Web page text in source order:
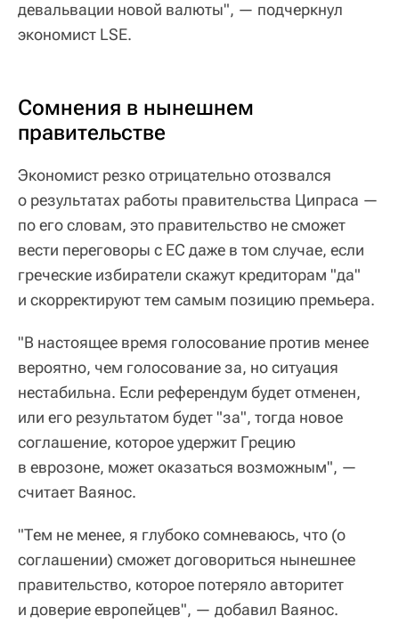
девальвации новой валюты", — подчеркнул
экономист LSE.
Сомнения в нынешнем
правительстве
Экономист резко отрицательно отозвался
о результатах работы правительства Ципраса —
по его словам, это правительство не сможет
вести переговоры с ЕС даже в том случае, если
греческие избиратели скажут кредиторам "да"
и скорректируют тем самым позицию премьера.
"В настоящее время голосование против менее
вероятно, чем голосование за, но ситуация
нестабильна. Если референдум будет отменен,
или его результатом будет "за", тогда новое
соглашение, которое удержит Грецию
в еврозоне, может оказаться возможным", —
считает Ваянос.
"Тем не менее, я глубоко сомневаюсь, что (о
соглашении) сможет договориться нынешнее
правительство, которое потеряло авторитет
и доверие европейцев", — добавил Ваянос.